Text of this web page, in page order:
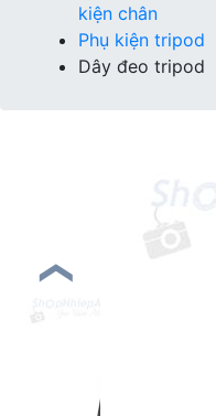
kiện chân
Phụ kiện tripod
Dây đeo tripod
❮